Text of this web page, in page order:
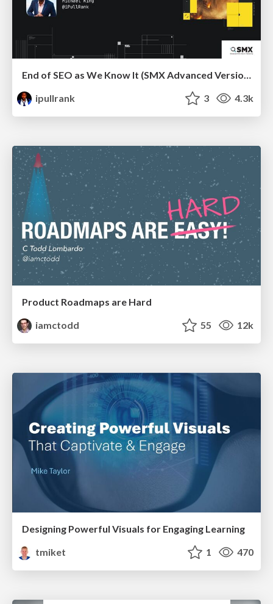
ipullrank
3 4.3k
Product Roadmaps are Hard
iamctodd
55 12k
Designing Powerful Visuals for Engaging Learning
tmiket
1 470